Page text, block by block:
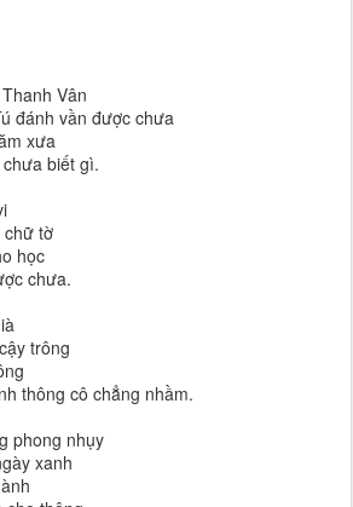
Vân
đánh vần được chưa
xưa
biết gì.
chữ tờ
học
chưa.
trông
thông cô chẳng nhầm.
phong nhụy
xanh